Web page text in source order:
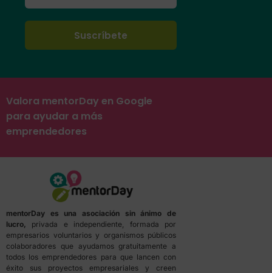
Valora mentorDay en Google
para ayudar a más
emprendedores
mentorDay es una asociación sin ánimo de
lucro, privada e independiente, formada por
empresarios voluntarios y organismos públicos
colaboradores que ayudamos gratuitamente a
todos los emprendedores para que lancen con
éxito sus proyectos empresariales y creen